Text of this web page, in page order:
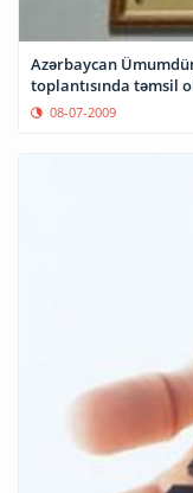
Azərbaycan
toplantısında təmsil
08-07-2009